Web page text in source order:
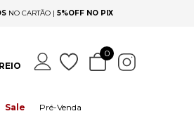
NO CARTÃO | 5%OFF NO PIX
0
Sale Pré-Venda